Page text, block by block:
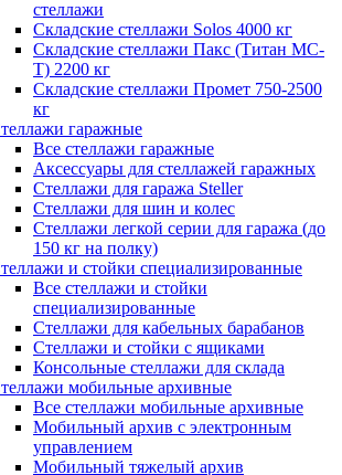
стеллажи
Складские стеллажи Solos 4000 кг
Складские стеллажи Пакс (Титан МС-
Т) 2200 кг
Складские стеллажи Промет 750-2500
кг
гаражные
Все стеллажи гаражные
Аксессуары для стеллажей гаражных
Стеллажи для гаража Steller
Стеллажи для шин и колес
Стеллажи легкой серии для гаража (до
150 кг на полку)
и стойки специализированные
Все стеллажи и стойки
специализированные
Стеллажи для кабельных барабанов
Стеллажи и стойки с ящиками
Консольные стеллажи для склада
мобильные архивные
Все стеллажи мобильные архивные
Мобильный архив с электронным
управлением
Мобильный тяжелый архив